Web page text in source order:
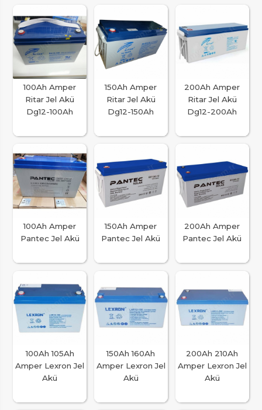
100Ah Amper
Ritar Jel Akü
Dg12-100Ah
150Ah Amper
Ritar Jel Akü
Dg12-150Ah
200Ah Amper
Ritar Jel Akü
Dg12-200Ah
100Ah Amper
Pantec Jel Akü
150Ah Amper
Pantec Jel Akü
200Ah Amper
Pantec Jel Akü
100Ah 105Ah
Amper Lexron Jel
Akü
150Ah 160Ah
Amper Lexron Jel
Akü
200Ah 210Ah
Amper Lexron Jel
Akü